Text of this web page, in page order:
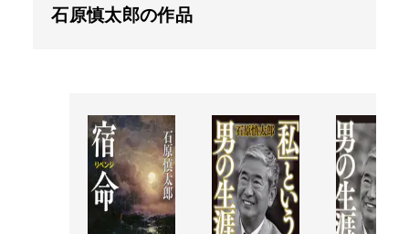
石原慎太郎の作品